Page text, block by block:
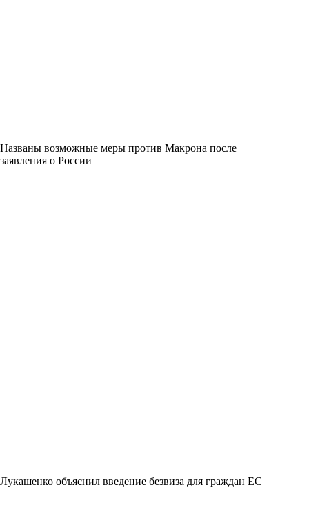
Названы возможные меры против Макрона после
заявления о России
Лукашенко объяснил введение безвиза для граждан ЕС